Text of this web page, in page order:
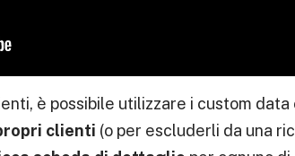
è possibile utilizzare i custom
clienti (o per escluderli da una